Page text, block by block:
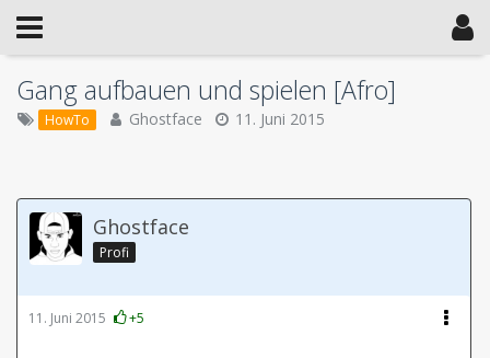
Gang aufbauen und spielen [Afro]
HowTo Ghostface 11. Juni 2015
Ghostface
Profi
11. Juni 2015 +5